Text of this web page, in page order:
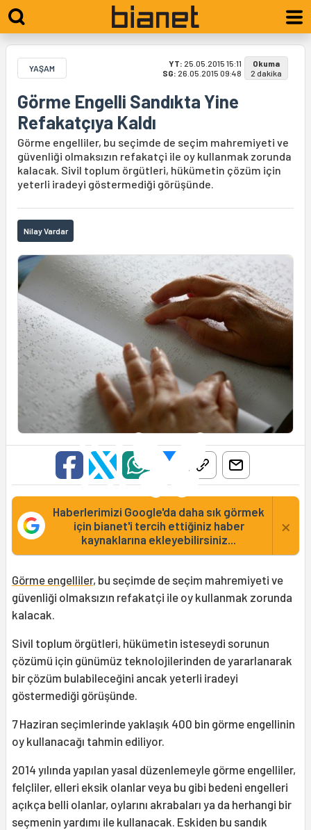
YAŞAM YT: 25.05.2015 15:11
SG: 26.05.2015 09:48
Okuma
2 dakika
Görme Engelli Sandıkta Yine
Refakatçıya Kaldı
Görme engelliler, bu seçimde de seçim mahremiyeti ve
güvenliği olmaksızın refakatçi ile oy kullanmak zorunda
kalacak. Sivil toplum örgütleri, hükümetin çözüm için
yeterli iradeyi göstermediği görüşünde.
Nilay Vardar
Haberlerimizi Google'da daha sık görmek
için bianet'i tercih ettiğiniz haber
kaynaklarına ekleyebilirsiniz...
×
Görme engelliler, bu seçimde de seçim mahremiyeti ve
güvenliği olmaksızın refakatçi ile oy kullanmak zorunda
kalacak.
Sivil toplum örgütleri, hükümetin isteseydi sorunun
çözümü için günümüz teknolojilerinden de yararlanarak
bir çözüm bulabileceğini ancak yeterli iradeyi
göstermediği görüşünde.
7 Haziran seçimlerinde yaklaşık 400 bin görme engellinin
oy kullanacağı tahmin ediliyor.
2014 yılında yapılan yasal düzenlemeyle görme engelliler,
felçliler, elleri eksik olanlar veya bu gibi bedeni engelleri
açıkça belli olanlar, oylarını akrabaları ya da herhangi bir
seçmenin yardımı ile kullanacak. Eskiden bu sandık